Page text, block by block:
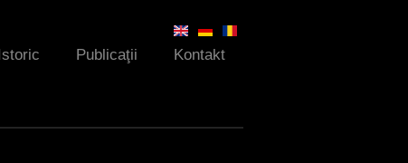
Publicaţii Kontakt